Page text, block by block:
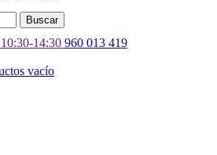
Buscar
14:30 960 013 419
vacío